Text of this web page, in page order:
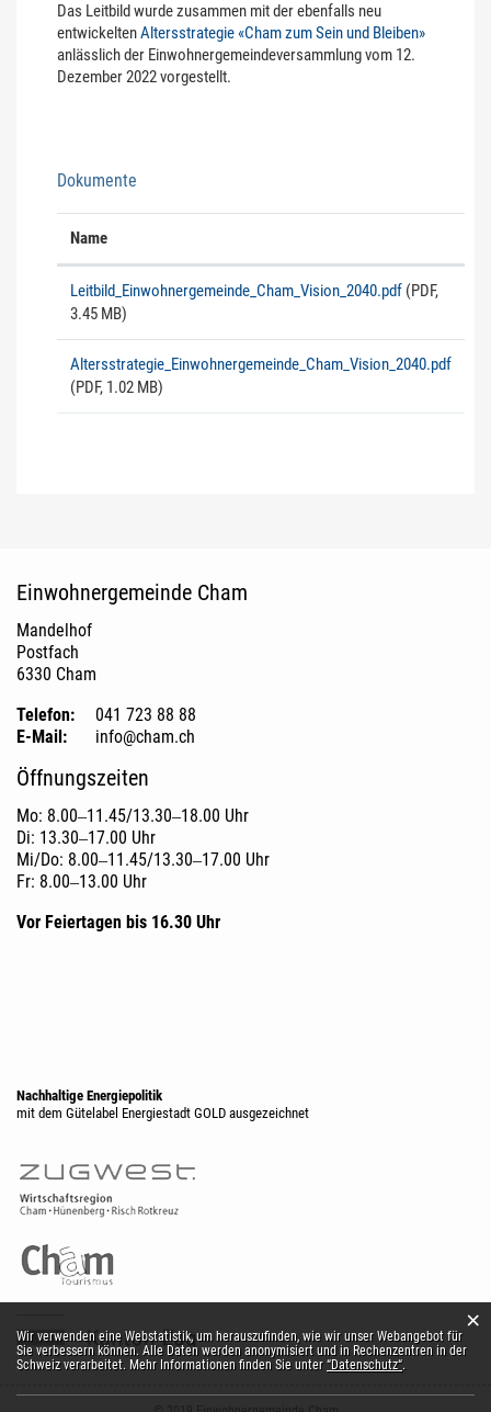
Das Leitbild wurde zusammen mit der ebenfalls neu
entwickeltenAltersstrategie «Cham zum Sein und Bleiben»
anlässlich der Einwohnergemeindeversammlung vom 12.
Dezember 2022 vorgestellt.
Dokumente
Name
Leitbild_Einwohnergemeinde_Cham_Vision_2040.pdf (PDF,
3.45 MB)
Altersstrategie_Einwohnergemeinde_Cham_Vision_2040.pdf
(PDF, 1.02 MB)
Einwohnergemeinde Cham
Mandelhof
Postfach
6330 Cham
Telefon:
041 723 88 88
E-Mail:
info@cham.ch
Öffnungszeiten
Mo: 8.00‒11.45/13.30‒18.00 Uhr
Di: 13.30‒17.00 Uhr
Mi/Do: 8.00‒11.45/13.30‒17.00 Uhr
Fr: 8.00‒13.00 Uhr
Vor Feiertagen bis 16.30 Uhr
Nachhaltige Energiepolitik
mit dem Gütelabel Energiestadt GOLD ausgezeichnet
Webstatistik
Wir verwenden eine Webstatistik, um herauszufinden, wie wir unser Webangebot für
Sie verbessern können. Alle Daten werden anonymisiert und in Rechenzentren in der
Schweiz verarbeitet. Mehr Informationen finden Sie unter “Datenschutz“.
×